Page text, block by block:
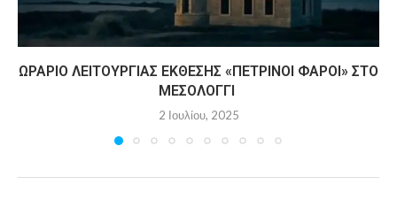
ΩΡΆΡΙΟ ΛΕΙΤΟΥΡΓΊΑΣ ΈΚΘΕΣΗΣ «ΠΈΤΡΙΝΟΙ ΦΆΡΟΙ» ΣΤΟ
ΜΕΣΟΛΌΓΓΙ
2 Ιουλίου, 2025